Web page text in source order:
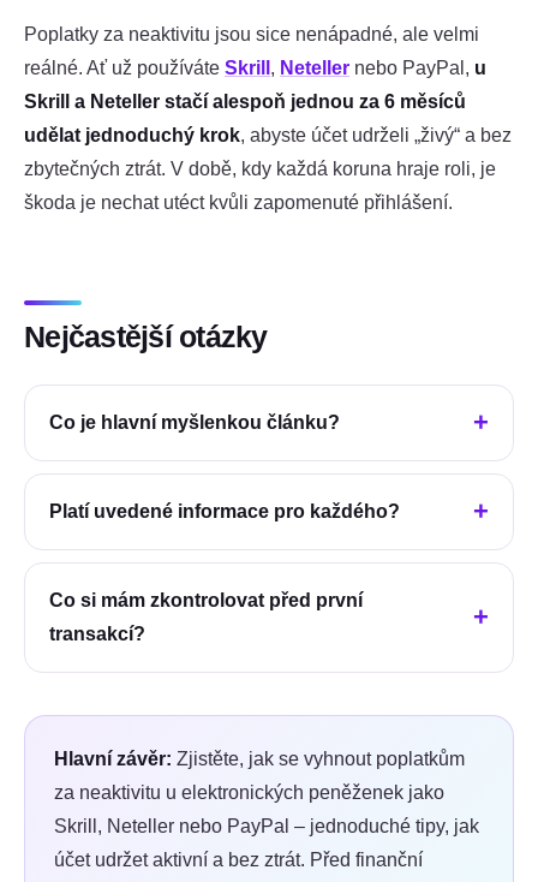
Poplatky za neaktivitu jsou sice nenápadné, ale velmi
reálné. Ať už používáte Skrill , Neteller nebo PayPal, u
Skrill a Neteller stačí alespoň jednou za 6 měsíců
udělat jednoduchý krok, abyste účet udrželi „živý“ a bez
zbytečných ztrát. V době, kdy každá koruna hraje roli, je
škoda je nechat utéct kvůli zapomenuté přihlášení.
Nejčastější otázky
Co je hlavní myšlenkou článku?
Platí uvedené informace pro každého?
Co si mám zkontrolovat před první
transakcí?
Hlavní závěr: Zjistěte, jak se vyhnout poplatkům
za neaktivitu u elektronických peněženek jako
Skrill, Neteller nebo PayPal – jednoduché tipy, jak
účet udržet aktivní a bez ztrát. Před finanční